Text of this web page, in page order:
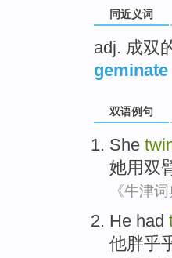
同近义词
adj. 成双
geminate
双语例句
She
她用 双
《牛津词
He had
他胖乎